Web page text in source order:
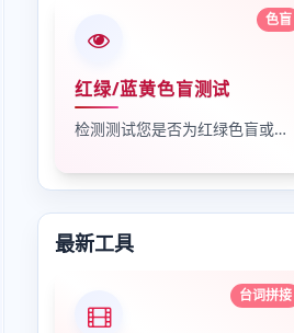
色盲
红绿/蓝黄色盲测试
检测测试您是否为红绿色盲或蓝黄色盲
最新工具
台词拼接